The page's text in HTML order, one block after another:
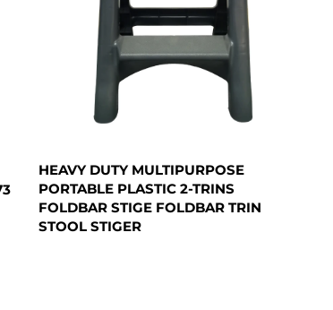
HEAVY DUTY MULTIPURPOSE
PORTABLE PLASTIC 2-TRINS
FOLDBAR STIGE FOLDBAR TRIN
STOOL STIGER